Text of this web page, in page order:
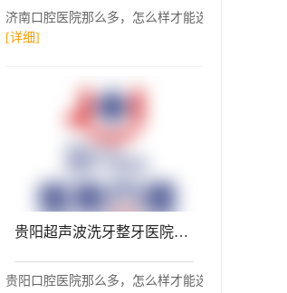
济南口腔医院那么多，怎么样才能选择一家去牙
[详细]
贵阳超声波洗牙整牙医院排名前十预测！贵州佳和口腔(观山湖区)各大城市都有推荐
贵阳口腔医院那么多，怎么样才能选择一家超声